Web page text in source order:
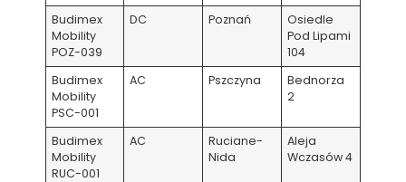
Budimex
Mobility
POZ-039
DC Poznań
Osiedle
Pod Lipami
104
Budimex
Mobility
PSC-001
AC Pszczyna
Bednorza
2
Budimex
Mobility
RUC-001
AC
Ruciane-
Nida
Aleja
Wczasów 4